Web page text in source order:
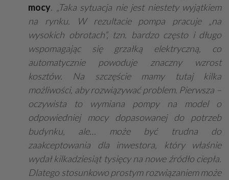
mocy. „Taka sytuacja nie jest niestety wyjątkiem
na rynku. W rezultacie pompa pracuje „na
wysokich obrotach”, tzn. bardzo często i długo
wspomagając się grzałką elektryczną, co
automatycznie powoduje znaczny wzrost
kosztów. Na szczęście mamy tutaj kilka
możliwości, aby rozwiązywać problem. Pierwsza –
oczywista to wymiana pompy na model o
odpowiedniej mocy dopasowanej do potrzeb
budynku, ale… może być trudna do
zaakceptowania dla inwestora, który właśnie
wydał kilkadziesiąt tysięcy na nowe źródło ciepła.
Dlatego stosunkowo prostym rozwiązaniem może